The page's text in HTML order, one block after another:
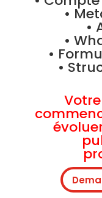
•
•
•
•
•